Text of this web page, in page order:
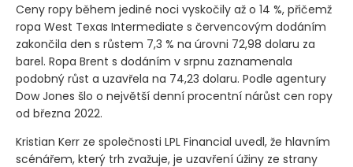
Ceny ropy během jediné noci vyskočily až o 14 %, přičemž
ropa West Texas Intermediate s červencovým dodáním
zakončila den s růstem 7,3 % na úrovni 72,98 dolaru za
barel. Ropa Brent s dodáním v srpnu zaznamenala
podobný růst a uzavřela na 74,23 dolaru. Podle agentury
Dow Jones šlo o největší denní procentní nárůst cen ropy
od března 2022.
Kristian Kerr ze společnosti LPL Financial uvedl, že hlavním
scénářem, který trh zvažuje, je uzavření úžiny ze strany